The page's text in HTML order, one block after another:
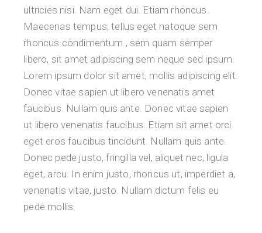
ultricies nisi. Nam eget dui. Etiam rhoncus.
Maecenas tempus, tellus eget natoque sem
rhoncus condimentum , sem quam semper
libero, sit amet adipiscing sem neque sed ipsum.
Lorem ipsum dolor sit amet, mollis adipiscing elit.
Donec vitae sapien ut libero venenatis amet
faucibus. Nullam quis ante. Donec vitae sapien
ut libero venenatis faucibus. Etiam sit amet orci
eget eros faucibus tincidunt. Nullam quis ante.
Donec pede justo, fringilla vel, aliquet nec, ligula
eget, arcu. In enim justo, rhoncus ut, imperdiet a,
venenatis vitae, justo. Nullam dictum felis eu
pede mollis.